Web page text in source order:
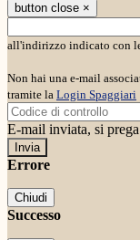
button close ×
all'indirizzo indicato con
Non hai una e-mail
tramite la Login Spaggiari
E-mail inviata, si
Errore
Chiudi
Successo